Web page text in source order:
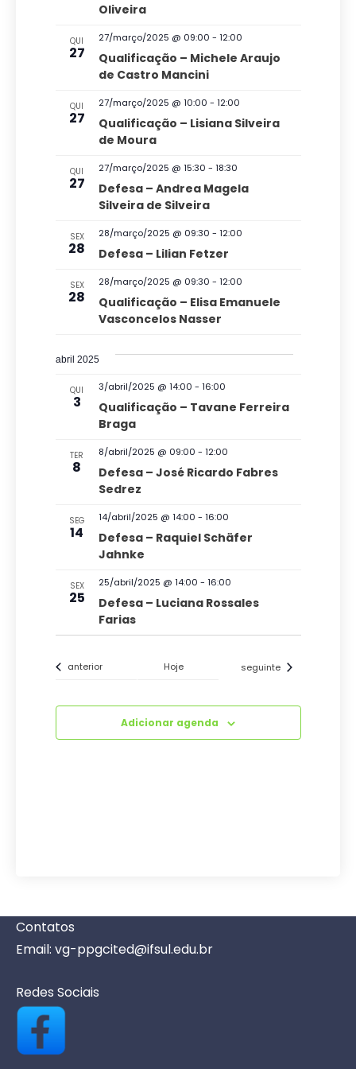
e
t
g
ç
d
u
i
d
v
t
s
Oliveira
QUI
27
Qualificação – Michele Araujo
de Castro Mancini
27/março/2025 @ 09:00 - 12:00
QUI
27
Qualificação – Lisiana Silveira
de Moura
27/março/2025 @ 10:00 - 12:00
QUI
27
Defesa – Andrea Magela
Silveira de Silveira
27/março/2025 @ 15:30 - 18:30
SEX
28 Defesa – Lilian Fetzer
28/março/2025 @ 09:30 - 12:00
SEX
28
Qualificação – Elisa Emanuele
Vasconcelos Nasser
28/março/2025 @ 09:30 - 12:00
abril 2025
QUI
3
Qualificação – Tavane Ferreira
Braga
3/abril/2025 @ 14:00 - 16:00
TER
8
Defesa – José Ricardo Fabres
Sedrez
8/abril/2025 @ 09:00 - 12:00
SEG
14
Defesa – Raquiel Schäfer
Jahnke
14/abril/2025 @ 14:00 - 16:00
SEX
25
Defesa – Luciana Rossales
Farias
25/abril/2025 @ 14:00 - 16:00
Eventos
anterior Hoje Eventos
seguinte
Adicionar agenda
Contatos
Email: vg-ppgcited@ifsul.edu.br
Redes Sociais